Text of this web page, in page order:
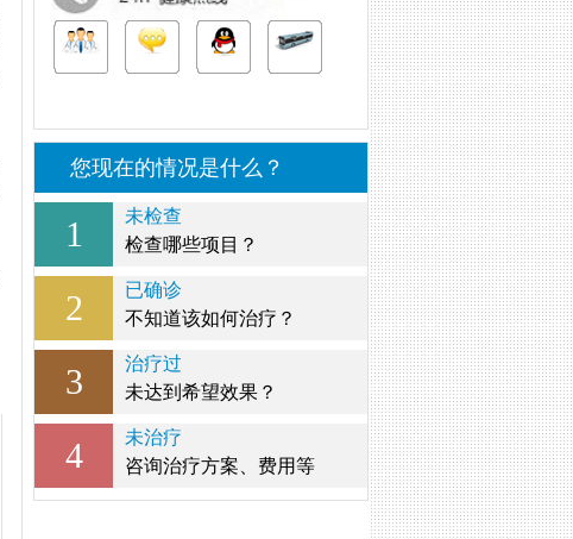
您现在的情况是什么？
1
未检查
检查哪些项目？
2
已确诊
不知道该如何治疗？
3
治疗过
未达到希望效果？
4
未治疗
咨询治疗方案、费用等